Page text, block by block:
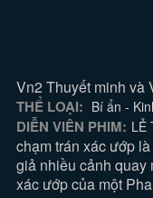
Vn2 Thuyết minh và
THỂ LOẠI: Bí ẩn -
DIỄN VIÊN PHIM: LẺ
chạm trán xác ướp
giả nhiều cảnh quay
xác ướp của một